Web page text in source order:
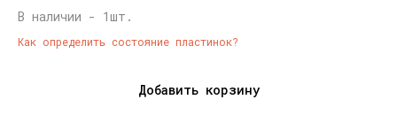
В наличии - 1шт.
Как определить состояние пластинок?
Добавить корзину